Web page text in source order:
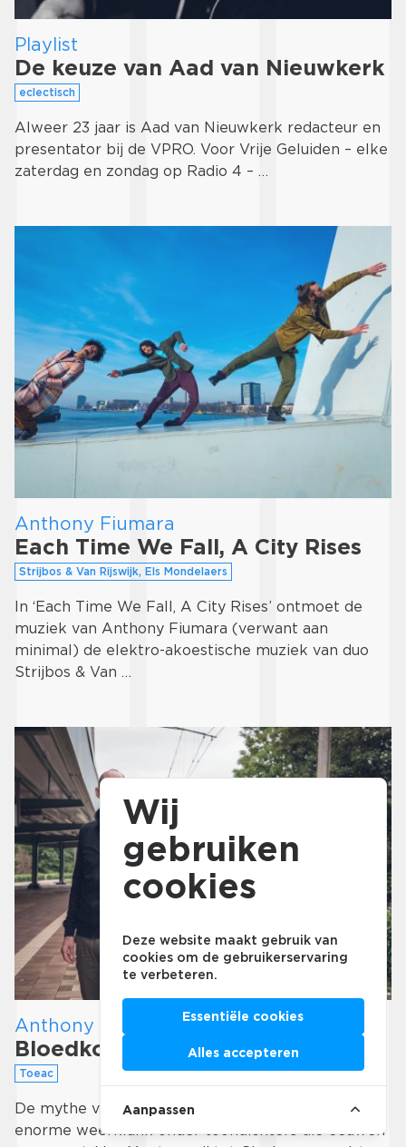
Playlist
De keuze van Aad van Nieuwkerk
eclectisch
Alweer 23 jaar is Aad van Nieuwkerk redacteur en
presentator bij de VPRO. Voor Vrije Geluiden – elke
zaterdag en zondag op Radio 4 – …
Anthony Fiumara
Each Time We Fall, A City Rises
Strijbos & Van Rijswijk, Els Mondelaers
In ‘Each Time We Fall, A City Rises’ ontmoet de
muziek van Anthony Fiumara (verwant aan
minimal) de elektro-akoestische muziek van duo
Strijbos & Van …
Anthony Fiumara
Bloedkoraal
Toeac
De mythe van Orpheus en Euridice heeft een
enorme weerklank onder toondichters die eeuwen
Wij
gebruiken
cookies
Deze website maakt gebruik van
cookies om de gebruikerservaring
te verbeteren.
Essentiële cookies
Alles accepteren
Aanpassen